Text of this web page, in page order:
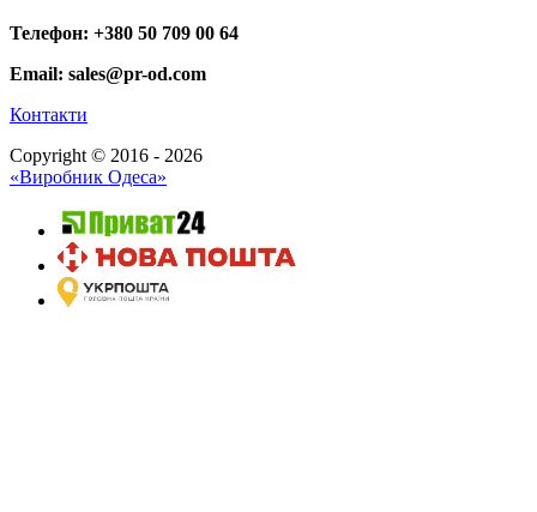
Телефон: +380 50 709 00 64
Email: sales@pr-od.com
Контакти
Copyright © 2016 - 2026
«Виробник Одеса»